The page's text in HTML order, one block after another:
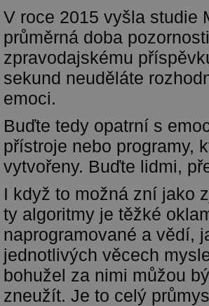
V roce 2015 vyšla studie
průměrná doba
zpravodajskému
sekund neuděláte
emoci.
Buďte tedy opatrní s
přístroje nebo programy,
vytvořeny. Buďte lidmi,
I když to možná zní jako
ty algoritmy je těžké
naprogramované a vědí,
jednotlivých věcech
bohužel za nimi můžou
zneužít. Je to celý